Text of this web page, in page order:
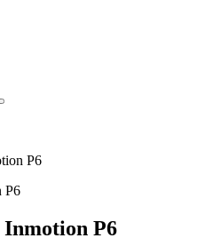
P6
Inmotion P6